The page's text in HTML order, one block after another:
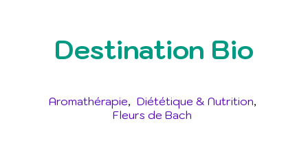
J'ai oublié mon mot de passe
Destination Bio
Aromathérapie
Diététique & Nutrition
Fleurs de Bach